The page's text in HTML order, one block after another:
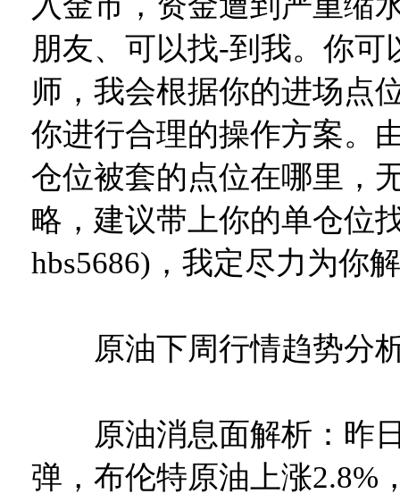
朋友、可以找-到我。你可
师，我会根据你的进场点
你进行合理的操作方案。
仓位被套的点位在哪里，
略，建议带上你的单仓位
hbs5686)，我定尽力为你
原油下周行情趋势分
原油消息面解析：昨日
弹，布伦特原油上涨2.8%